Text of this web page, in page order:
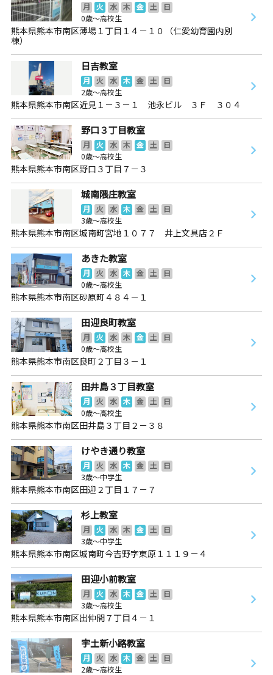
月 火 水 木 金 土
日
0歳～高校生
熊本県熊本市南区薄場１丁目１４－１０（仁愛幼育園内別
棟）
日吉教室
月 火 水 木 金 土
日
2歳～高校生
熊本県熊本市南区近見１－３－１ 池永ビル ３Ｆ ３０４
野口３丁目教室
月 火 水 木 金 土
日
0歳～高校生
熊本県熊本市南区野口３丁目７－３
城南隈庄教室
月 火 水 木 金 土
日
3歳～高校生
熊本県熊本市南区城南町宮地１０７７ 井上文具店２Ｆ
あきた教室
月 火 水 木 金 土
日
0歳～高校生
熊本県熊本市南区砂原町４８４－１
田迎良町教室
月 火 水 木 金 土
日
0歳～高校生
熊本県熊本市南区良町２丁目３－１
田井島３丁目教室
月 火 水 木 金 土
日
0歳～高校生
熊本県熊本市南区田井島３丁目２－３８
けやき通り教室
月 火 水 木 金 土
日
3歳～中学生
熊本県熊本市南区田迎２丁目１７－７
杉上教室
月 火 水 木 金 土
日
3歳～中学生
熊本県熊本市南区城南町今吉野字東原１１１９－４
田迎小前教室
月 火 水 木 金 土
日
3歳～高校生
熊本県熊本市南区出仲間７丁目４－１
宇土新小路教室
月 火 水 木 金 土
日
2歳～高校生